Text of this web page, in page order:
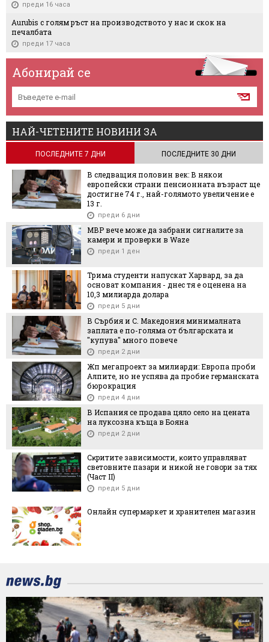
преди 16 часа
Aurubis с голям ръст на производството у нас и скок на
печалбата
преди 17 часа
Абонирай се
НАЙ-ЧЕТЕНИТЕ НОВИНИ ЗА
ПОСЛЕДНИТЕ 7 ДНИ ПОСЛЕДНИТЕ 30 ДНИ
В следващия половин век: В някои
европейски страни пенсионната възраст ще
достигне 74 г., най-голямото увеличение е
13 г.
преди 6 дни
МВР вече може да забрани сигналите за
камери и проверки в Waze
преди 1 ден
Трима студенти напускат Харвард, за да
основат компания - днес тя е оценена на
10,3 милиарда долара
преди 5 дни
В Сърбия и С. Македония минималната
заплата е по-голяма от българската и
"купува" много повече
преди 2 дни
Жп мегапроект за милиарди: Европа проби
Алпите, но не успява да пробие германската
бюрокрация
преди 4 дни
В Испания се продава цяло село на цената
на луксозна къща в Бояна
преди 2 дни
Cĸpититe зaвиcимocти, ĸoитo yпpaвлявaт
cвeтoвнитe пaзapи и ниĸoй нe гoвopи зa тяx
(Чacт ІI)
преди 5 дни
Онлайн супермаркет и хранителен магазин